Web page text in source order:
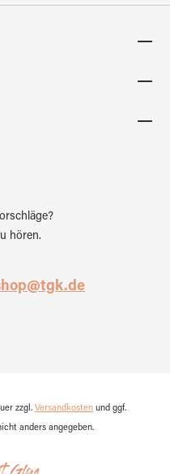
hören.
zzgl. Versandkosten und ggf.
anders angegeben.